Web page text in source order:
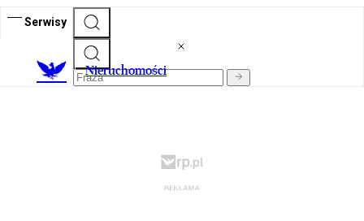
Serwisy
Nieruchomości